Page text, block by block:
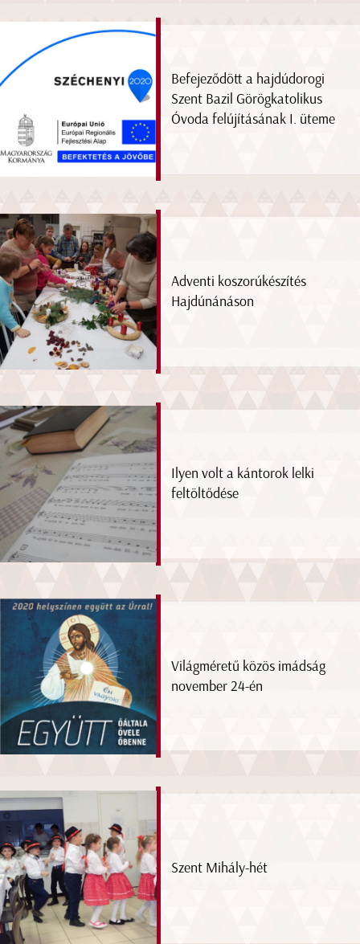
Befejeződött a hajdúdorogi
Szent Bazil Görögkatolikus
Óvoda felújításának I. üteme
Adventi koszorúkészítés
Hajdúnánáson
Ilyen volt a kántorok lelki
feltöltődése
Világméretű közös imádság
november 24-én
Szent Mihály-hét